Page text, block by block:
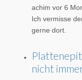
achim vor 6
Ich vermisse
gerne dort.
nicht